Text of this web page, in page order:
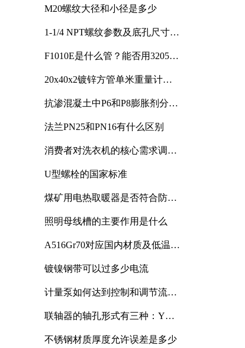
M20螺纹大径和小径是多少
1-1/4 NPT螺纹参数及底孔尺寸详
F1010E是什么管？能否用3205或
20x40x2镀锌方管单米重量计算
抗渗混凝土中P6和P8膨胀剂分别
法兰PN25和PN16有什么区别
消费者对洗衣机的核心需求调研
U型螺栓的国家标准
煤矿用电热取暖器是否符合防爆
照明母线槽的主要作用是什么
A516Gr70对应国内材质及低温冲
镀镍钢带可以过多少电流
计量泵如何达到控制和调节流量
联轴器的轴孔形式有三种：Y
不锈钢材质厚度允许误差是多少